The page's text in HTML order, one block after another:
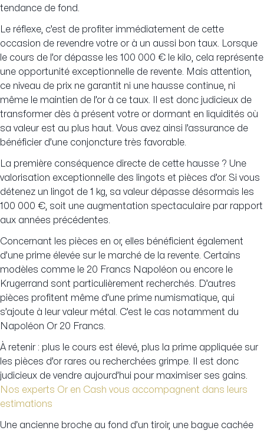
tendance de fond.
Le réflexe, c’est de profiter immédiatement de cette
occasion de revendre votre or à un aussi bon taux. Lorsque
le cours de l’or dépasse les 100 000 € le kilo, cela représente
une opportunité exceptionnelle de revente. Mais attention,
ce niveau de prix ne garantit ni une hausse continue, ni
même le maintien de l’or à ce taux. Il est donc judicieux de
transformer dès à présent votre or dormant en liquidités où
sa valeur est au plus haut. Vous avez ainsi l’assurance de
bénéficier d’une conjoncture très favorable.
La première conséquence directe de cette hausse ? Une
valorisation exceptionnelle des lingots et pièces d’or. Si vous
détenez un lingot de 1 kg, sa valeur dépasse désormais les
100 000 €, soit une augmentation spectaculaire par rapport
aux années précédentes.
Concernant les pièces en or, elles bénéficient également
d’une prime élevée sur le marché de la revente. Certains
modèles comme le 20 Francs Napoléon ou encore le
Krugerrand sont particulièrement recherchés. D’autres
pièces profitent même d’une prime numismatique, qui
s’ajoute à leur valeur métal. C’est le cas notamment du
Napoléon Or 20 Francs.
À retenir : plus le cours est élevé, plus la prime appliquée sur
les pièces d’or rares ou recherchées grimpe. Il est donc
judicieux de vendre aujourd’hui pour maximiser ses gains.
Nos experts Or en Cash vous accompagnent dans leurs
estimations
Une ancienne broche au fond d’un tiroir, une bague cachée